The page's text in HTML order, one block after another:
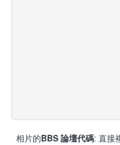
相片的BBS 論壇代碼: 直接